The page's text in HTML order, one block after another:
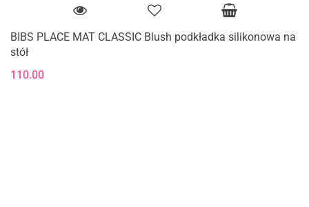
BIBS PLACE MAT CLASSIC Blush podkładka silikonowa na
stół
110.00